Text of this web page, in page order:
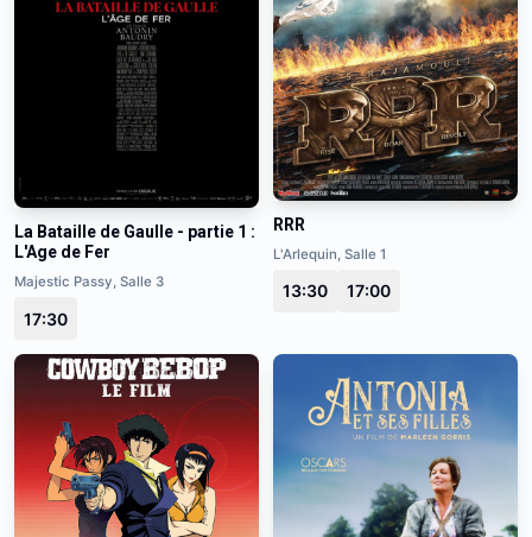
La Bataille de Gaulle - partie 1 :
L'Age de Fer
Majestic Passy, Salle 3
17:30
RRR
L'Arlequin, Salle 1
13:30 17:00